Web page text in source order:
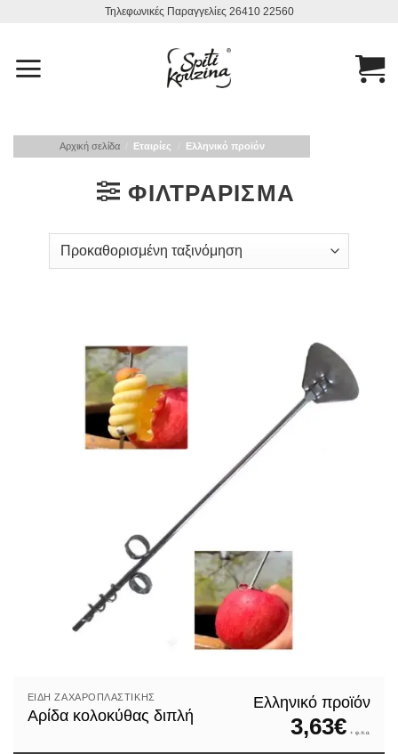
Τηλεφωνικές Παραγγελίες 26410 22560
Αρχική σελίδα Εταιρίες Ελληνικό προϊόν
ΦΙΛΤΡΆΡΙΣΜΑ
ΕΊΔΗ ΖΑΧΑΡΟΠΛΑΣΤΙΚΉΣ
Αρίδα κολοκύθας διπλή
Ελληνικό προϊόν
3,63€ + φ.π.α.